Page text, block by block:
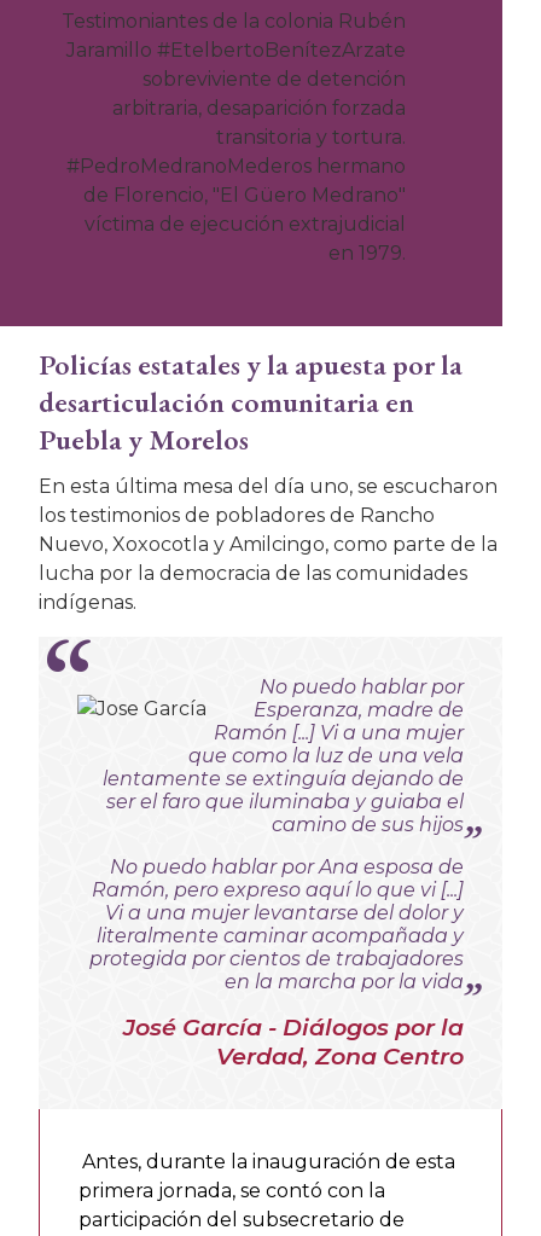
Testimoniantes de la colonia Rubén
Jaramillo #EtelbertoBenítezArzate
sobreviviente de detención
arbitraria, desaparición forzada
transitoria y tortura.
#PedroMedranoMederos hermano
de Florencio, "El Güero Medrano"
víctima de ejecución extrajudicial
en 1979.
Policías estatales y la apuesta por la
desarticulación comunitaria en
Puebla y Morelos
En esta última mesa del día uno, se escucharon
los testimonios de pobladores de Rancho
Nuevo, Xoxocotla y Amilcingo, como parte de la
lucha por la democracia de las comunidades
indígenas.
No puedo hablar por
Esperanza, madre de
Ramón [...] Vi a una mujer
que como la luz de una vela
lentamente se extinguía dejando de
ser el faro que iluminaba y guiaba el
camino de sus hijos
No puedo hablar por Ana esposa de
Ramón, pero expreso aquí lo que vi [...]
Vi a una mujer levantarse del dolor y
literalmente caminar acompañada y
protegida por cientos de trabajadores
en la marcha por la vida
José García - Diálogos por la
Verdad, Zona Centro
Antes, durante la inauguración de esta
primera jornada, se contó con la
participación del subsecretario de